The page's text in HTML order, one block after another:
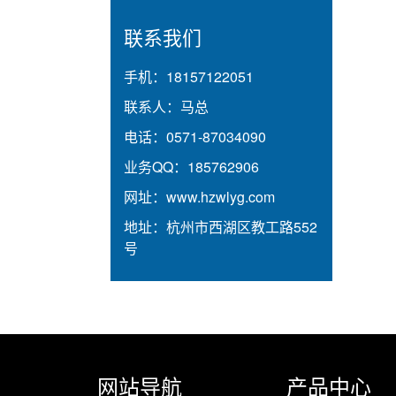
联系我们
手机： 18157122051
联系人： 马总
电话： 0571-87034090
业务QQ： 185762906
网址： www.hzwlyg.com
地址： 杭州市西湖区教工路552
号
网站导航 产品中心